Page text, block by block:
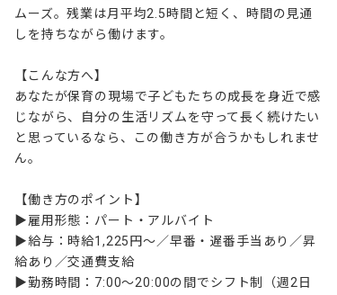
ムーズ。残業は月平均2.5時間と短く、時間の見通
しを持ちながら働けます。
【こんな方へ】
あなたが保育の現場で子どもたちの成長を身近で感
じながら、自分の生活リズムを守って長く続けたい
と思っているなら、この働き方が合うかもしれませ
ん。
【働き方のポイント】
▶雇用形態：パート・アルバイト
▶給与：時給1,225円〜／早番・遅番手当あり／昇
給あり／交通費支給
▶勤務時間：7:00〜20:00の間でシフト制（週2日